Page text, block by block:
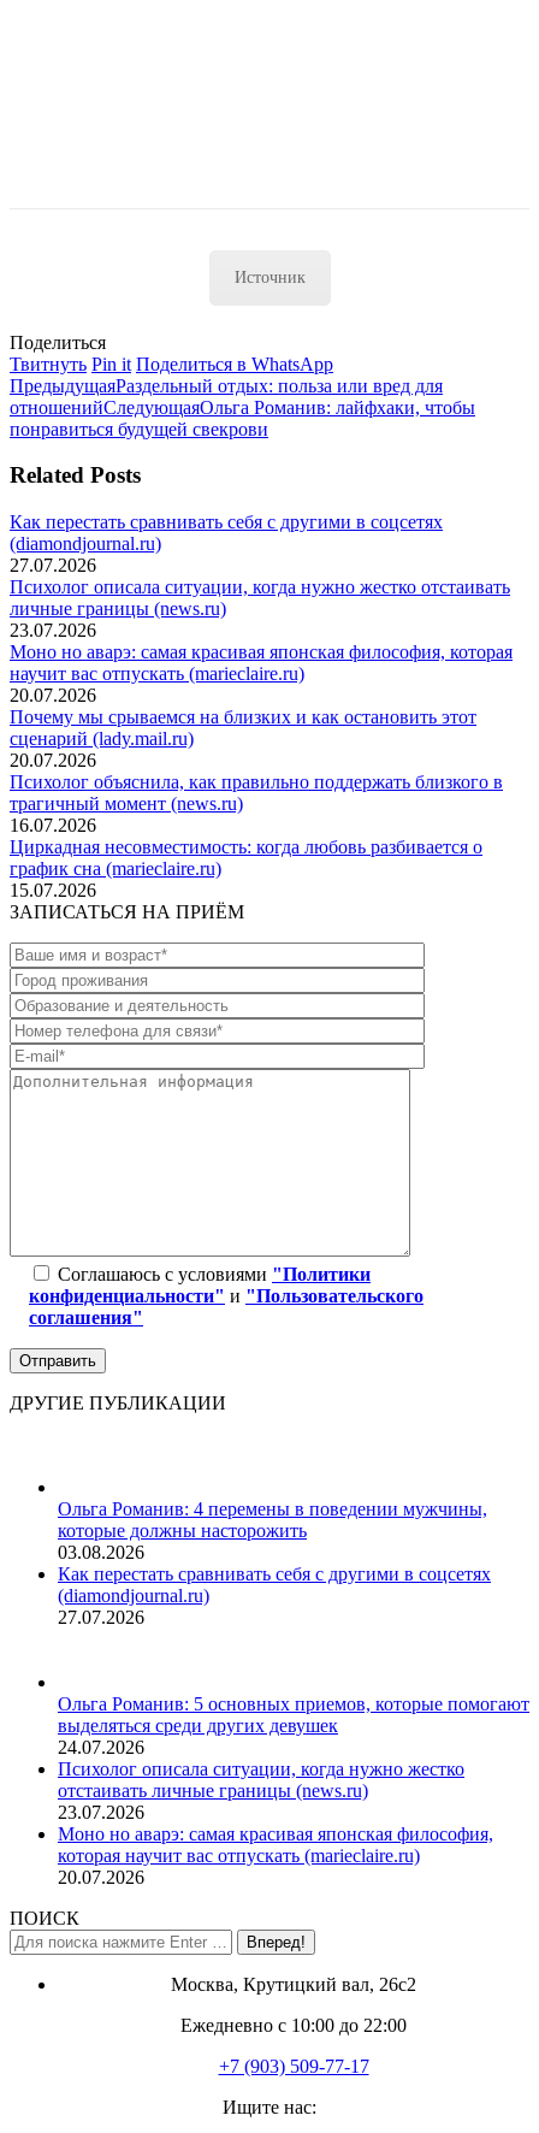
Источник
Поделиться
ТвитнутьПоделиться
в
Twitter
Pin itПоделиться
в
Pinterest
Поделиться в WhatsAppПоделиться
в
WhatsApp
Навигация
по
ПредыдущаяПредыдущая
запись:
Раздельный отдых: польза или вред для
отношенийСледующаяСледующая
запись:
Ольга Романив: лайфхаки, чтобы
понравиться будущей свекрови
Related Posts
Как перестать сравнивать себя с другими в соцсетях
(diamondjournal.ru)
27.07.2026
Психолог описала ситуации, когда нужно жестко отстаивать
личные границы (news.ru)
23.07.2026
Моно но аварэ: самая красивая японская философия, которая
научит вас отпускать (marieclaire.ru)
20.07.2026
Почему мы срываемся на близких и как остановить этот
сценарий (lady.mail.ru)
20.07.2026
Психолог объяснила, как правильно поддержать близкого в
трагичный момент (news.ru)
16.07.2026
Циркадная несовместимость: когда любовь разбивается о
график сна (marieclaire.ru)
15.07.2026
ЗАПИСАТЬСЯ НА ПРИЁМ
Соглашаюсь с условиями "Политики
конфиденциальности" и "Пользовательского
соглашения"
ДРУГИЕ ПУБЛИКАЦИИ
Ольга Романив: 4 перемены в поведении мужчины,
которые должны насторожить
03.08.2026
Как перестать сравнивать себя с другими в соцсетях
(diamondjournal.ru)
27.07.2026
Ольга Романив: 5 основных приемов, которые помогают
выделяться среди других девушек
24.07.2026
Психолог описала ситуации, когда нужно жестко
отстаивать личные границы (news.ru)
23.07.2026
Моно но аварэ: самая красивая японская философия,
которая научит вас отпускать (marieclaire.ru)
20.07.2026
ПОИСК
Поиск:
Москва, Крутицкий вал, 26с2
Ежедневно с 10:00 до 22:00
+7 (903) 509-77-17
Ищите нас: